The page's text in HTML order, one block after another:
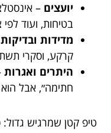
יועצים –
בטיחות, ועוד לפי
מדידות ובדיקות
קרקע, וסקרי
היתרים ואגרות
חתימה״, אבל
טיפ קטן שמרגיש גדול: